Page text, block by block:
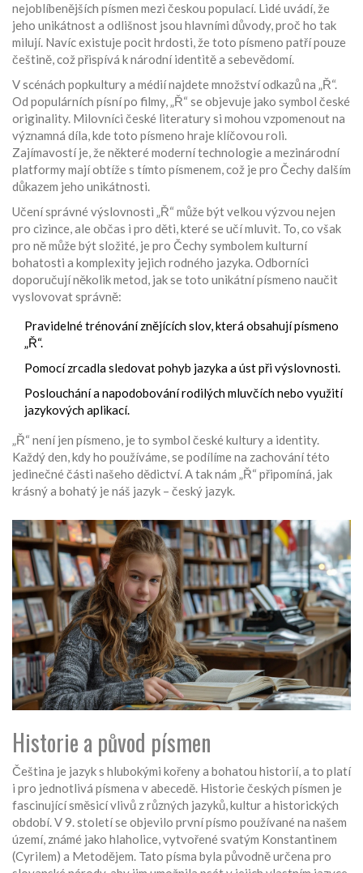
nejoblíbenějších písmen mezi českou populací. Lidé uvádí, že
jeho unikátnost a odlišnost jsou hlavními důvody, proč ho tak
milují. Navíc existuje pocit hrdosti, že toto písmeno patří pouze
češtině, což přispívá k národní identitě a sebevědomí.
V scénách popkultury a médií najdete množství odkazů na „Ř“.
Od populárních písní po filmy, „Ř“ se objevuje jako symbol české
originality. Milovníci české literatury si mohou vzpomenout na
významná díla, kde toto písmeno hraje klíčovou roli.
Zajímavostí je, že některé moderní technologie a mezinárodní
platformy mají obtíže s tímto písmenem, což je pro Čechy dalším
důkazem jeho unikátnosti.
Učení správné výslovnosti „Ř“ může být velkou výzvou nejen
pro cizince, ale občas i pro děti, které se učí mluvit. To, co však
pro ně může být složité, je pro Čechy symbolem kulturní
bohatosti a komplexity jejich rodného jazyka. Odborníci
doporučují několik metod, jak se toto unikátní písmeno naučit
vyslovovat správně:
Pravidelné trénování znějících slov, která obsahují písmeno
„Ř“.
Pomocí zrcadla sledovat pohyb jazyka a úst při výslovnosti.
Poslouchání a napodobování rodilých mluvčích nebo využití
jazykových aplikací.
„Ř“ není jen písmeno, je to symbol české kultury a identity.
Každý den, kdy ho používáme, se podílíme na zachování této
jedinečné části našeho dědictví. A tak nám „Ř“ připomíná, jak
krásný a bohatý je náš jazyk – český jazyk.
Historie a původ písmen
Čeština je jazyk s hlubokými kořeny a bohatou historií, a to platí
i pro jednotlivá písmena v abecedě. Historie českých písmen je
fascinující směsicí vlivů z různých jazyků, kultur a historických
období. V 9. století se objevilo první písmo používané na našem
území, známé jako hlaholice, vytvořené svatým Konstantinem
(Cyrilem) a Metodějem. Tato písma byla původně určena pro